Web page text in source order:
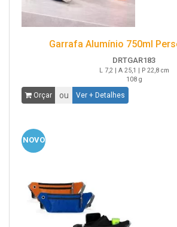
Garrafa Alumínio 750ml
DRTGAR183
L 7,2 | A 25,1 | P 22,8 cm
108 g
Orçar ou Ver + Detalhes
NOVO